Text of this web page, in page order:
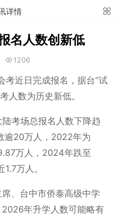
详情
名人数创新低
1206
考近日完成报名，据台“试
人数为历史新低。
考场总报名人数下降趋
逾20万人，2022年为
万人，2024年跌至
万人。
、台中市侨泰高级中学
年升学人数可能略有